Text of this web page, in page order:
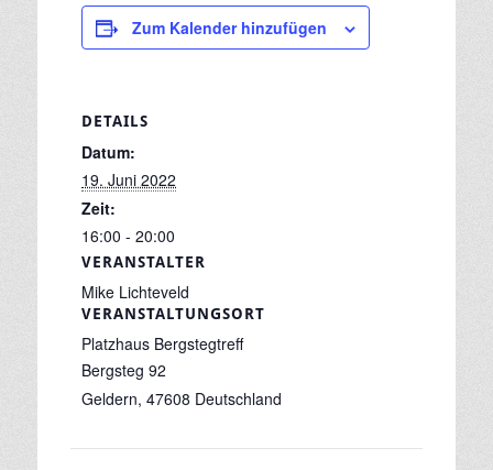
Zum Kalender hinzufügen
DETAILS
Datum:
19. Juni 2022
Zeit:
16:00 - 20:00
VERANSTALTUNGSORT
Platzhaus Bergstegtreff
Bergsteg 92
Geldern, 47608 Deutschland
VERANSTALTER
Mike Lichteveld